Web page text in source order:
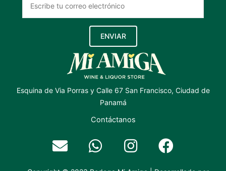
ENVIAR
Esquina de Via Porras y Calle 67 San Francisco, Ciudad de
Panamá
Contáctanos